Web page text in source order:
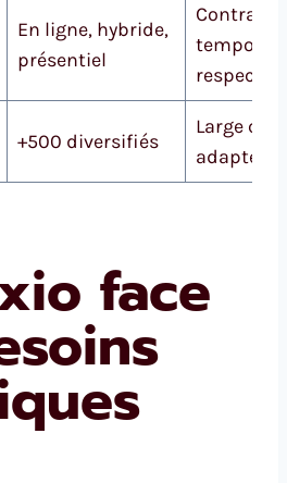
En ligne, hybride,
présentiel
respectée
+500 diversifiés
Large
adapté
face